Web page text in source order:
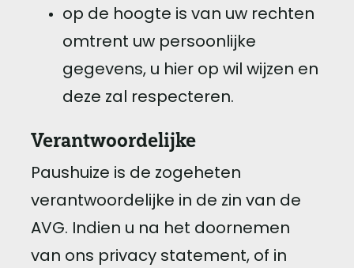
op de hoogte is van uw rechten
omtrent uw persoonlijke
gegevens, u hier op wil wijzen en
deze zal respecteren.
Verantwoordelijke
Paushuize is de zogeheten
verantwoordelijke in de zin van de
AVG. Indien u na het doornemen
van ons privacy statement, of in